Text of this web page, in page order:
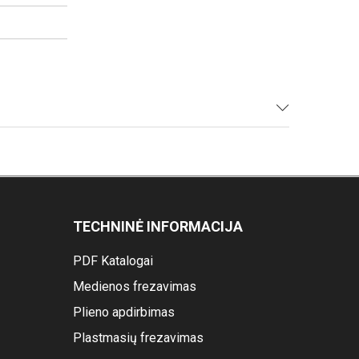
TECHNINĖ INFORMACIJA
PDF Katalogai
Medienos frezavimas
Plieno apdirbimas
Plastmasių frezavimas